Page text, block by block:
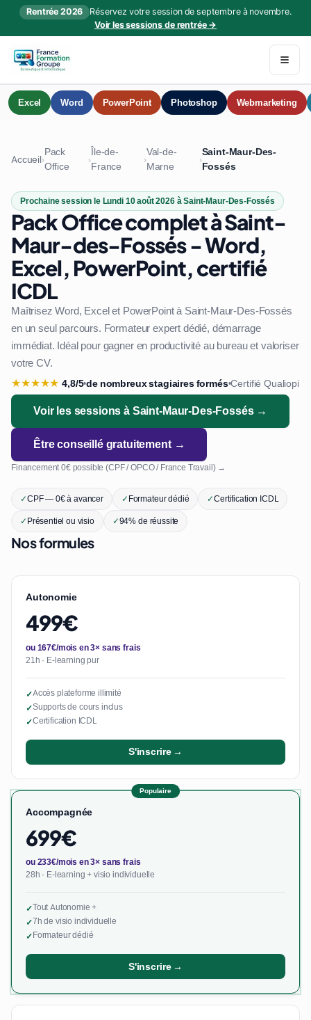
Rentrée 2026
Réservez votre session de septembre à novembre.
Voir les sessions de rentrée →
Excel Word PowerPoint Photoshop Webmarketing
Accueil›
Pack
Office
›
Île-de-
France
›
Val-de-
Marne
›
Saint-Maur-Des-
Fossés
Prochaine session le Lundi 10 août 2026 à Saint-Maur-Des-Fossés
Pack Office complet à Saint-
Maur-des-Fossés - Word,
Excel, PowerPoint, certifié
ICDL
Maîtrisez Word, Excel et PowerPoint à Saint-Maur-Des-Fossés
en un seul parcours. Formateur expert dédié, démarrage
immédiat. Idéal pour gagner en productivité au bureau et valoriser
votre CV.
★★★★★ 4,8/5•de nombreux stagiaires formés•Certifié Qualiopi
Voir les sessions à Saint-Maur-Des-Fossés →
Être conseillé gratuitement →
Financement 0€ possible (CPF / OPCO / France Travail) →
✓CPF — 0€ à avancer ✓Formateur dédié ✓Certification ICDL
✓Présentiel ou visio ✓94% de réussite
Nos formules
Autonomie
499€
ou 167€/mois en 3× sans frais
21h · E-learning pur
✓Accès plateforme illimité
✓Supports de cours inclus
✓Certification ICDL
S'inscrire →
Populaire
Accompagnée
699€
ou 233€/mois en 3× sans frais
28h · E-learning + visio individuelle
✓Tout Autonomie +
✓7h de visio individuelle
✓Formateur dédié
S'inscrire →